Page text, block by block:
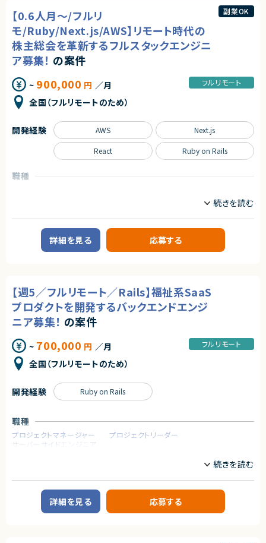
お客様は教育業界、webサービス業界、福祉業界などですべてお客様との直
接取引になります。
お客様と打合せをしながら、要件定義から保守運用までの工程をすべてエ
ンジニアが行います。
ビジネス側とのやり取りも発生します。
1案件、約10名のチームで構成されています。
・電子書籍にかかわるサービス
・学習支援システム
・社内システム構築
エンジニア10名（半数以上が業務委託で活躍中！）
求めるスキル
・Ruby on Rails実務経験
・React/Vue.js実務経験
【歓迎要件】
・jQuery以外のjsフレームワーク利用経験
・Java, Scala, Go などのコンパイラ型言語の開発経験
契約元
株式会社LASSIC
エージェントから
★フルリモート稼働可能！
★複数案件があるため、フルスタックエンジニアとしてのご経験の幅を広げ
ることができる環境です。
★プロフェッショナルな方たちとお客様の事業成長を０→１でご支援できる
【0.6人月～/フルリ
モ/Ruby/Next.js/AWS】リモート時代の
株主総会を革新するフルスタックエンジニ
ア募集！ の案件
~ 900,000 円 ／月
全国（フルリモートのため）
フルリモート
副業OK
職種
業務内容
自社サービスとして展開するバーチャル株主総会システムの開発を、技術面
でともにリードしていただけるフルスタックエンジニアを募集します。
サービスを利用されるお客様は業界はさまざまですが大手エンタープライズ
【業務内容詳細】
・エンハンスや新規機能開発（Ruby on RailsとNext.jsを使用してフルスタ
ックに開発）
・インフラ環境の構築（AWS）
・冗長化や高速化、監視の強化
・コードレビュー対応
・顧客からの要望があった際の対応
・定例MTGへの参加
※チケットはやりたいことベースで書かれており、定例MTGで割り振っていく
反応いただきたい。
※サーバーサイドとフロントエンドの割合は半々です。
求めるスキル
・Ruby on Rails／Next.jsでの開発のご経験のある方
・システムの立ち上げやリプレイスに携わったご経験のある方
・リモート環境化下で働いたご経験のある方
開発経験 AWS Next.js
React Ruby on Rails
詳細を見る 応募する
【週5／フルリモート／Rails】福祉系SaaS
プロダクトを開発するバックエンドエンジ
ニア募集！ の案件
~ 700,000 円 ／月
全国（フルリモートのため）
フルリモート
職種
プロジェクトマネージャー
プロジェクトリーダー
サーバーサイドエンジニア
【案件概要】
福祉向けSaaSサービスを展開する福祉Tech企業にて、Ruby on Railsを中
心としたバックエンド開発を担うエンジニア募集案件です。
プロダクトの企画段階から設計・開発・リリース・運用まで、フルサイクルでプ
ロダクトの成長に関われるポジションとなります。
開発経験 Ruby on Rails
詳細を見る 応募する